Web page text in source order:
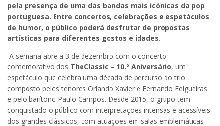
pela presença de uma das bandas mais icónicas da pop
portuguesa. Entre concertos, celebrações e espetáculos
de humor, o público poderá desfrutar de propostas
artísticas para diferentes gostos e idades.
A semana abre a 3 de dezembro com o concerto
comemorativo dos TheClassic – 10.º Aniversário, um
espetáculo que celebra uma década de percurso do trio
composto pelos tenores Orlando Xavier e Fernando Felgueiras
e pelo barítono Paulo Campos. Desde 2015, o grupo tem
conquistado o público com interpretações intensas e acessíveis
dos grandes clássicos, com atuações em salas emblemáticas